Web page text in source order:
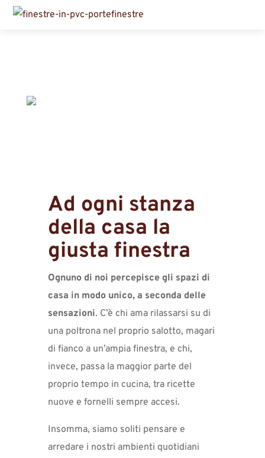
Ad ogni stanza
della casa la
giusta finestra
Ognuno di noi percepisce gli spazi di
casa in modo unico, a seconda delle
sensazioni. C’è chi ama rilassarsi su di
una poltrona nel proprio salotto, magari
di fianco a un’ampia finestra, e chi,
invece, passa la maggior parte del
proprio tempo in cucina, tra ricette
nuove e fornelli sempre accesi.
Insomma, siamo soliti pensare e
arredare i nostri ambienti quotidiani